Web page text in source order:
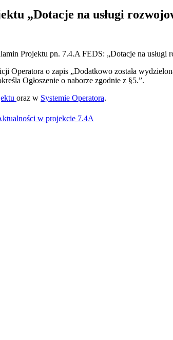
„Dotacje na usługi
Projektu pn. 7.4.A FEDS: „Dotacje na usługi
Operatora o zapis „Dodatkowo została
Ogłoszenie o naborze zgodnie z §5.”.
oraz w Systemie Operatora.
w projekcie 7.4A